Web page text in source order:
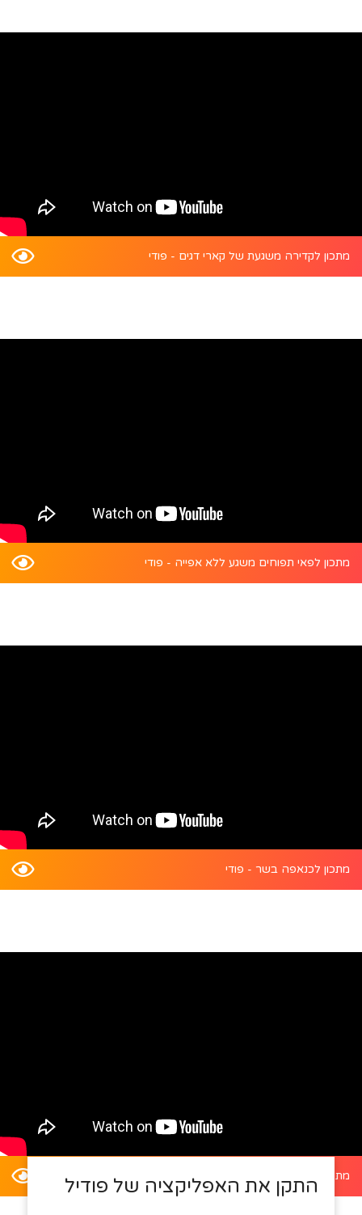
מתכון לקדירה משגעת של קארי דגים - פודי
מתכון לפאי תפוחים משגע ללא אפייה - פודי
מתכון לכנאפה בשר - פודי
מתכון לדלעת ערמונים במילוי סלט קינואה - פודי
התקן את האפליקציה של פודיל